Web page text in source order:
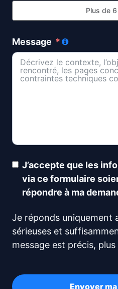
Plus de
Message
J’accepte que les
via ce formulaire
répondre à ma
Je réponds uniquement
sérieuses et
message est précis,
Envoyer